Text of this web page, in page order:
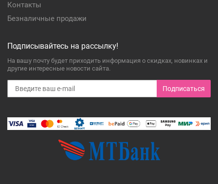
Контакты
Безналичные продажи
Подписывайтесь на рассылку!
На вашу почту будет приходить информация о скидках, новинках и
другие интересные новости сайта.
Подписаться